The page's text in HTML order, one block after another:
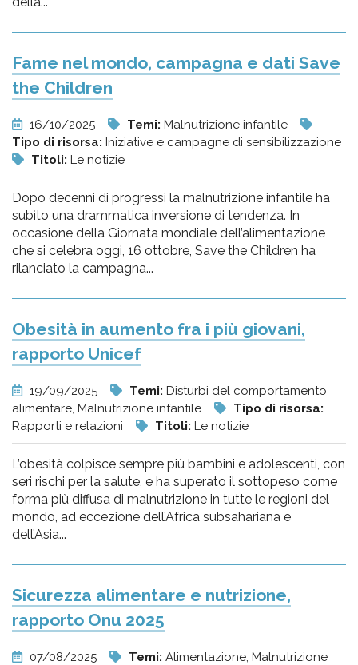
Fame nel mondo, campagna e dati Save
the Children
16/10/2025 Temi: Malnutrizione infantile
Tipo di risorsa: Iniziative e campagne di sensibilizzazione
Titoli: Le notizie
Dopo decenni di progressi la malnutrizione infantile ha
subìto una drammatica inversione di tendenza. In
occasione della Giornata mondiale dell’alimentazione
che si celebra oggi, 16 ottobre, Save the Children ha
rilanciato la campagna...
Obesità in aumento fra i più giovani,
rapporto Unicef
19/09/2025 Temi: Disturbi del comportamento
alimentare, Malnutrizione infantile
Tipo di risorsa:
Rapporti e relazioni
Titoli: Le notizie
L’obesità colpisce sempre più bambini e adolescenti, con
seri rischi per la salute, e ha superato il sottopeso come
forma più diffusa di malnutrizione in tutte le regioni del
mondo, ad eccezione dell’Africa subsahariana e
dell’Asia...
Sicurezza alimentare e nutrizione,
rapporto Onu 2025
07/08/2025 Temi: Alimentazione, Malnutrizione